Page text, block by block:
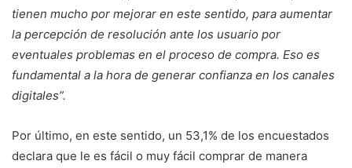
tienen mucho por mejorar en este sentido, para aumentar
la percepción de resolución ante los usuario por
eventuales problemas en el proceso de compra. Eso es
fundamental a la hora de generar confianza en los canales
digitales”.
Por último, en este sentido, un 53,1% de los encuestados
declara que le es fácil o muy fácil comprar de manera